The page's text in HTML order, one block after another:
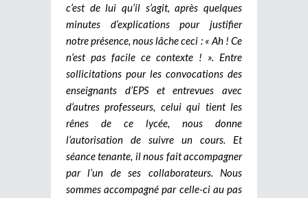
c’est de lui qu’il s’agit, après quelques
minutes d’explications pour justifier
notre présence, nous lâche ceci : « Ah ! Ce
n’est pas facile ce contexte ! ». Entre
sollicitations pour les convocations des
enseignants d’EPS et entrevues avec
d’autres professeurs, celui qui tient les
rênes de ce lycée, nous donne
l’autorisation de suivre un cours. Et
séance tenante, il nous fait accompagner
par l’un de ses collaborateurs. Nous
sommes accompagné par celle-ci au pas